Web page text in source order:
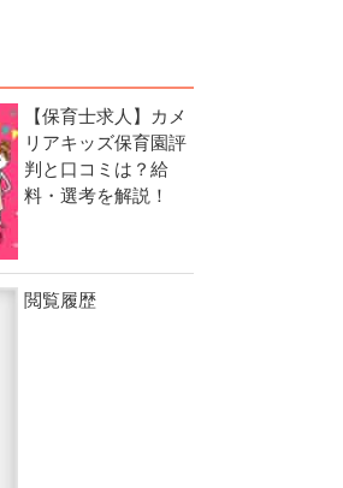
【保育士求人】カメ
リアキッズ保育園評
判と口コミは？給
料・選考を解説！
閲覧履歴